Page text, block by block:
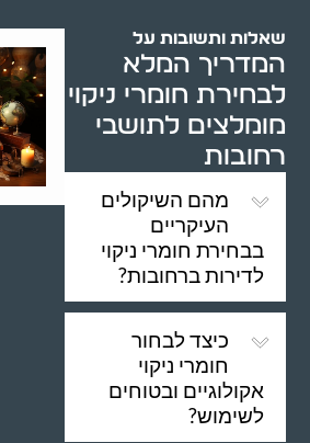
שאלות ותשובות על
המדריך המלא
לבחירת חומרי ניקוי
מומלצים לתושבי
רחובות
מהם השיקולים
העיקריים
בבחירת חומרי ניקוי
לדירות ברחובות?
כיצד לבחור
חומרי ניקוי
אקולוגיים ובטוחים
לשימוש?